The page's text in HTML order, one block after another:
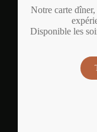
Notre carte
Disponible les